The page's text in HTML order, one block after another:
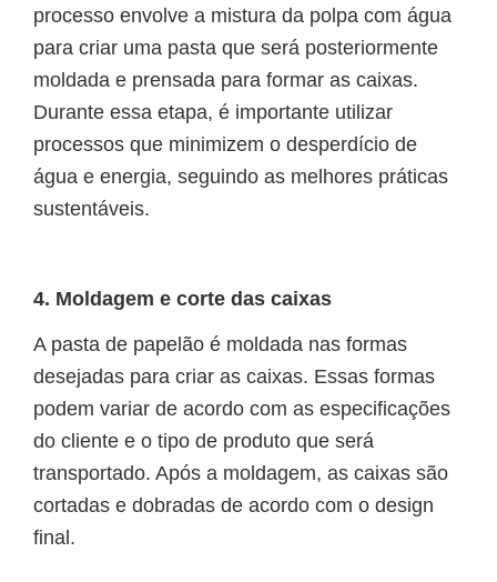
processo envolve a mistura da polpa com água
para criar uma pasta que será posteriormente
moldada e prensada para formar as caixas.
Durante essa etapa, é importante utilizar
processos que minimizem o desperdício de
água e energia, seguindo as melhores práticas
sustentáveis.
4. Moldagem e corte das caixas
A pasta de papelão é moldada nas formas
desejadas para criar as caixas. Essas formas
podem variar de acordo com as especificações
do cliente e o tipo de produto que será
transportado. Após a moldagem, as caixas são
cortadas e dobradas de acordo com o design
final.